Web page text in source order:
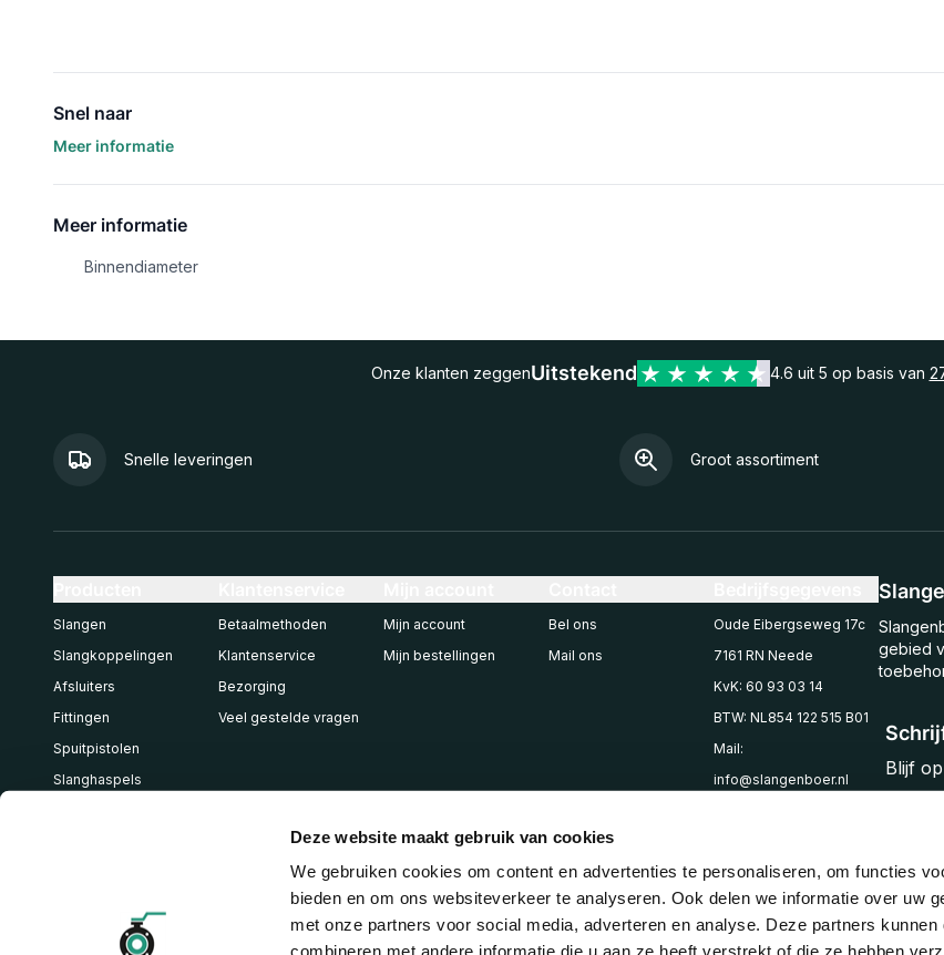
Deze website maakt gebruik van cookies
We gebruiken cookies om content en advertenties te personaliseren, om functies
bieden en om ons websiteverkeer te analyseren. Ook delen we informatie over uw
met onze partners voor social media, adverteren en analyse. Deze partners kunnen
combineren met andere informatie die u aan ze heeft verstrekt of die ze hebben
Snel naar
Meer informatie
Meer informatie
Binnendiameter
Onze klanten zeggenUitstekend 4.6 uit 5 op basis van
Snelle leveringen Groot assortiment
Blijf
gebied
Slangen
Slangkoppelingen
Afsluiters
Fittingen
Spuitpistolen
Slanghaspels
Betaalmethoden
Klantenservice
Bezorging
Veel gestelde vragen
Mijn account
Mijn bestellingen
Bel ons
Mail ons
Oude Eibergseweg 17c
7161 RN Neede
KvK: 60 93 03 14
BTW: NL854 122 515 B01
Mail:
info@slangenboer.nl